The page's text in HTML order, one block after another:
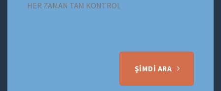
HER ZAMAN TAM KONTROL
ŞIMDI ARA